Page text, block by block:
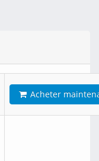
Acheter